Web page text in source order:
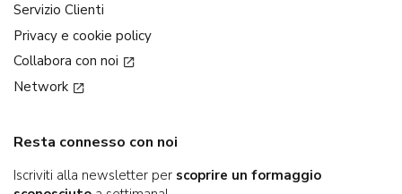
Servizio Clienti
Privacy e cookie policy
Collabora con noi
Network
Resta connesso con noi
Iscriviti alla newsletter per scoprire un formaggio